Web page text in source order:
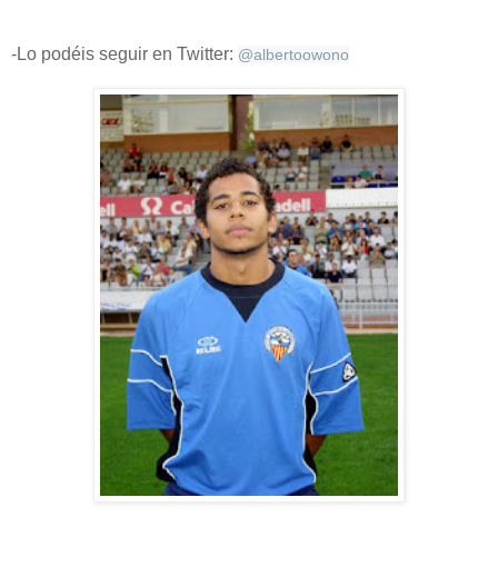
-Lo podéis seguir en Twitter: @albertoowono